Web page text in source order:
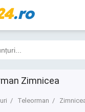
.ro
Zimnicea
Teleorman
Toate
10